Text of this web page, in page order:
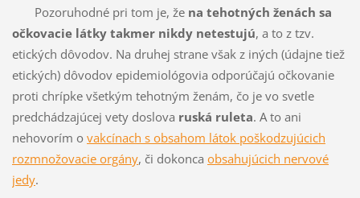
Pozoruhodné pri tom je, že na tehotných ženách sa
očkovacie látky takmer nikdy netestujú, a to z tzv.
etických dôvodov. Na druhej strane však z iných (údajne tiež
etických) dôvodov epidemiológovia odporúčajú očkovanie
proti chrípke všetkým tehotným ženám, čo je vo svetle
predchádzajúcej vety doslova ruská ruleta. A to ani
nehovorím o vakcínach s obsahom látok poškodzujúcich
rozmnožovacie orgány, či dokonca obsahujúcich nervové
jedy.